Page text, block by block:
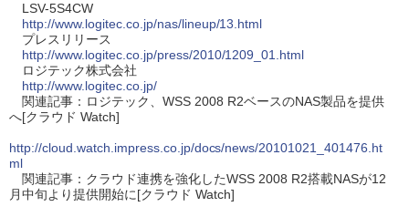
LSV-5S4CW
http://www.logitec.co.jp/nas/lineup/13.html
プレスリリース
http://www.logitec.co.jp/press/2010/1209_01.html
ロジテック株式会社
http://www.logitec.co.jp/
関連記事：ロジテック、WSS 2008 R2ベースのNAS製品を提供
へ[クラウド Watch]
http://cloud.watch.impress.co.jp/docs/news/20101021_401476.ht
ml
関連記事：クラウド連携を強化したWSS 2008 R2搭載NASが12
月中旬より提供開始に[クラウド Watch]